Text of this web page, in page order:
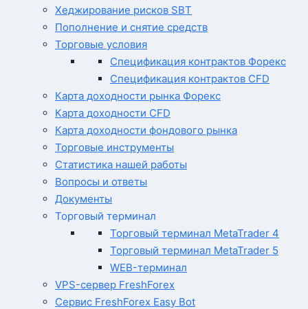
Хеджирование рисков SBT
Пополнение и снятие средств
Торговые условия
Спецификация контрактов Форекс
Спецификация контрактов CFD
Карта доходности рынка Форекс
Карта доходности CFD
Карта доходности фондового рынка
Торговые инструменты
Статистика нашей работы
Вопросы и ответы
Документы
Торговый терминал
Торговый терминал MetaTrader 4
Торговый терминал MetaTrader 5
WEB-терминал
VPS-сервер FreshForex
Сервис FreshForex Easy Bot